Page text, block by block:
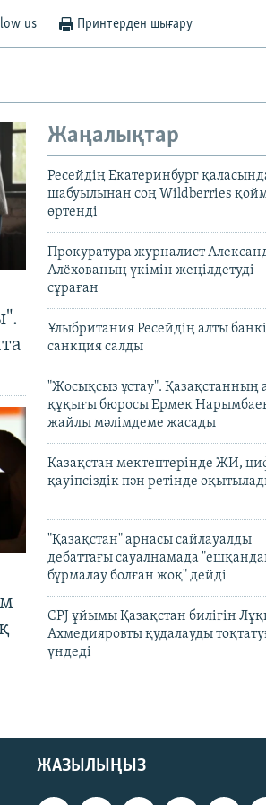
us Принтерден шығару
Жаңалықтар
Ресейдің Екатеринбург
шабуылынан соң Wildberries
өртенді
Прокуратура журналист
Алёхованың үкімін жеңілдетуді
сұраған
Ұлыбритания Ресейдің алты
санкция салды
"Жосықсыз ұстау". Қазақстанның
құқығы бюросы Ермек
жайлы мәлімдеме жасады
Қазақстан мектептерінде ЖИ,
қауіпсіздік пән ретінде
"Қазақстан" арнасы сайлауалды
дебаттағы сауалнамада
бұрмалау болған жоқ" дейді
CPJ ұйымы Қазақстан билігін
Ахмедияровты қудалауды
үндеді
ЖАЗЫЛЫҢЫЗ